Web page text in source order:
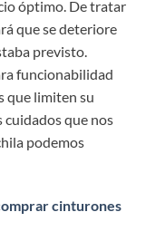
óptimo. De tratar
que se deteriore
previsto.
funcionabilidad
que limiten su
cuidados que nos
podemos
cinturones